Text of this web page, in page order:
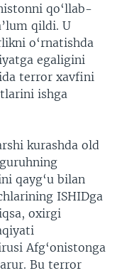
qo‘llab-
qildi. U
o‘rnatishda
egaligini
terror xavfini
ishga
kurashda old
qayg‘u bilan
ISHIDga
oxirgi
Afg‘onistonga
Bu terror